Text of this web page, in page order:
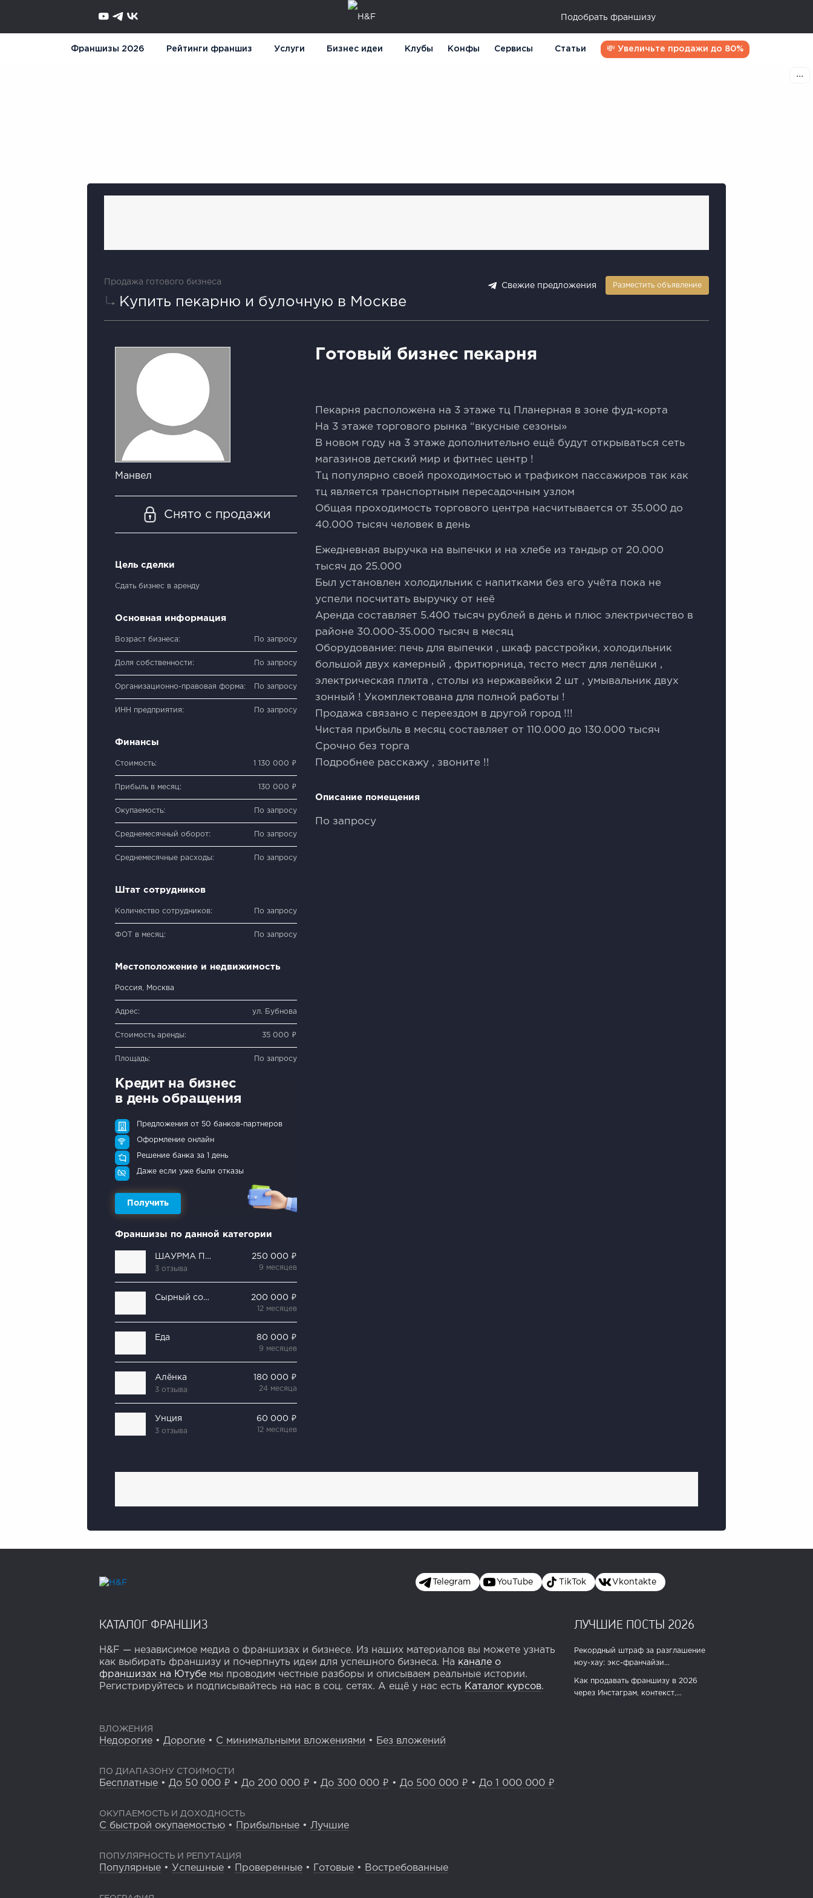
Подобрать франшизу
Франшизы 2026 Рейтинги франшиз Услуги Бизнес идеи Клубы Конфы Сервисы Статьи 💸 Увеличьте продажи до 80%
Продажа готового бизнеса
Купить пекарню и булочную в Москве
Свежие предложения Разместить объявление
Манвел
Снято с продажи
Цель сделки
Сдать бизнес в аренду
Основная информация
Возраст бизнеса: По запросу
Доля собственности: По запросу
Организационно-правовая форма: По запросу
ИНН предприятия: По запросу
Финансы
Стоимость: 1 130 000 ₽
Прибыль в месяц: 130 000 ₽
Окупаемость: По запросу
Среднемесячный оборот: По запросу
Среднемесячные расходы: По запросу
Штат сотрудников
Количество сотрудников: По запросу
ФОТ в месяц: По запросу
Местоположение и недвижимость
Россия, Москва
Адрес: ул. Бубнова
Стоимость аренды: 35 000 ₽
Площадь: По запросу
Кредит на бизнес
в день обращения
Предложения от 50 банков-партнеров
Оформление онлайн
Решение банка за 1 день
Даже если уже были отказы
Получить
Франшизы по данной категории
ШАУРМА ПО-БРАТСКИ
3 отзыва
250 000 ₽
9 месяцев
Сырный сомелье 200 000 ₽
12 месяцев
Еда 80 000 ₽
9 месяцев
Алёнка
3 отзыва
180 000 ₽
24 месяца
Унция
3 отзыва
60 000 ₽
12 месяцев
Готовый бизнес пекарня
Пекарня расположена на 3 этаже тц Планерная в зоне фуд-корта
На 3 этаже торгового рынка “вкусные сезоны»
В новом году на 3 этаже дополнительно ещё будут открываться сеть
магазинов детский мир и фитнес центр !
Тц популярно своей проходимостью и трафиком пассажиров так как
тц является транспортным пересадочным узлом
Общая проходимость торгового центра насчитывается от 35.000 до
40.000 тысяч человек в день
Ежедневная выручка на выпечки и на хлебе из тандыр от 20.000
тысяч до 25.000
Был установлен холодильник с напитками без его учёта пока не
успели посчитать выручку от неё
Аренда составляет 5.400 тысяч рублей в день и плюс электричество в
районе 30.000-35.000 тысяч в месяц
Оборудование: печь для выпечки , шкаф расстройки, холодильник
большой двух камерный , фритюрница, тесто мест для лепёшки ,
электрическая плита , столы из нержавейки 2 шт , умывальник двух
зонный ! Укомплектована для полной работы !
Продажа связано с переездом в другой город !!!
Чистая прибыль в месяц составляет от 110.000 до 130.000 тысяч
Срочно без торга
Подробнее расскажу , звоните !!
Описание помещения
По запросу
Telegram YouTube TikTok Vkontakte
КАТАЛОГ ФРАНШИЗ
H&F — независимое медиа о франшизах и бизнесе. Из наших материалов вы можете узнать
как выбирать франшизу и почерпнуть идеи для успешного бизнеса. На канале о
франшизах на Ютубе мы проводим честные разборы и описываем реальные истории.
Регистрируйтесь и подписывайтесь на нас в соц. сетях. А ещё у нас есть Каталог курсов.
ЛУЧШИЕ ПОСТЫ 2026
Рекордный штраф за разглашение
ноу-хау: экс-франчайзи...
Как продавать франшизу в 2026
через Инстаграм, контекст,...
ВЛОЖЕНИЯ
Недорогие • Дорогие • С минимальными вложениями • Без вложений
ПО ДИАПАЗОНУ СТОИМОСТИ
Бесплатные • До 50 000 ₽ • До 200 000 ₽ • До 300 000 ₽ • До 500 000 ₽ • До 1 000 000 ₽
ОКУПАЕМОСТЬ И ДОХОДНОСТЬ
С быстрой окупаемостью • Прибыльные • Лучшие
ПОПУЛЯРНОСТЬ И РЕПУТАЦИЯ
Популярные • Успешные • Проверенные • Готовые • Востребованные